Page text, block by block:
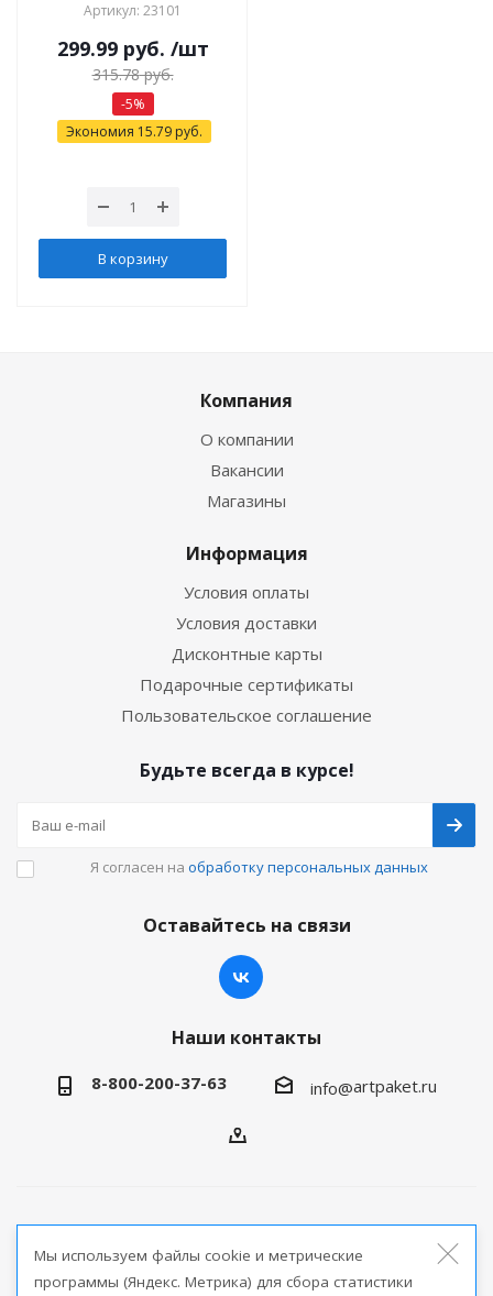
Артикул: 23101
299.99руб. /шт
315.78руб.
-5%
Экономия 15.79 руб.
В корзину
Компания
О компании
Вакансии
Магазины
Информация
Условия оплаты
Условия доставки
Дисконтные карты
Подарочные сертификаты
Пользовательское соглашение
Будьте всегда в курсе!
Я согласен на обработку персональных данных
Оставайтесь на связи
Наши контакты
8-800-200-37-63 info@artpaket.ru
продукции
Мы используем файлы cookie и метрические
программы (Яндекс. Метрика) для сбора статистики